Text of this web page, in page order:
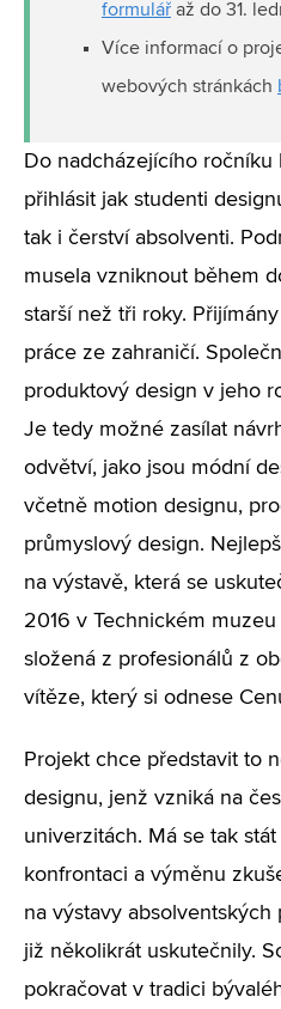
formulář až do 31.
Více informací o
webových stránkách
Do nadcházejícího ročníku
přihlásit jak studenti
tak i čerství absolventi.
musela vzniknout během
starší než tři roky.
práce ze zahraničí.
produktový design v jeho
Je tedy možné zasílat
odvětví, jako jsou módní
včetně motion designu,
průmyslový design.
na výstavě, která se
2016 v Technickém
složená z profesionálů z
vítěze, který si odnese
Projekt chce představit to
designu, jenž vzniká na
univerzitách. Má se tak
konfrontaci a výměnu
na výstavy
již několikrát uskutečnily.
pokračovat v tradici